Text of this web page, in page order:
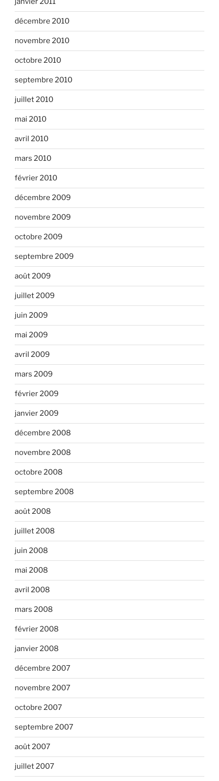
décembre 2010
novembre 2010
octobre 2010
septembre 2010
juillet 2010
mai 2010
avril 2010
mars 2010
février 2010
décembre 2009
novembre 2009
octobre 2009
septembre 2009
août 2009
juillet 2009
juin 2009
mai 2009
avril 2009
mars 2009
février 2009
janvier 2009
décembre 2008
novembre 2008
octobre 2008
septembre 2008
août 2008
juillet 2008
juin 2008
mai 2008
avril 2008
mars 2008
février 2008
janvier 2008
décembre 2007
novembre 2007
octobre 2007
septembre 2007
août 2007
juillet 2007